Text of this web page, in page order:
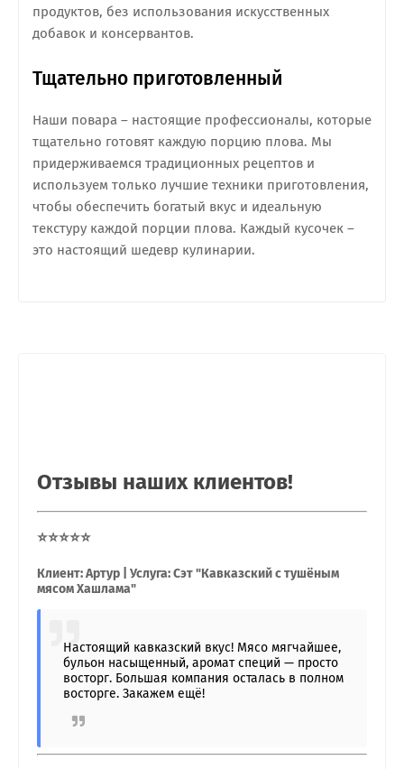
продуктов, без использования искусственных
добавок и консервантов.
Тщательно приготовленный
Наши повара – настоящие профессионалы, которые
тщательно готовят каждую порцию плова. Мы
придерживаемся традиционных рецептов и
используем только лучшие техники приготовления,
чтобы обеспечить богатый вкус и идеальную
текстуру каждой порции плова. Каждый кусочек –
это настоящий шедевр кулинарии.
Отзывы наших клиентов!
⭐⭐⭐⭐⭐
Клиент: Артур | Услуга: Сэт "Кавказский с тушёным
мясом Хашлама"
Настоящий кавказский вкус! Мясо мягчайшее,
бульон насыщенный, аромат специй — просто
восторг. Большая компания осталась в полном
восторге. Закажем ещё!